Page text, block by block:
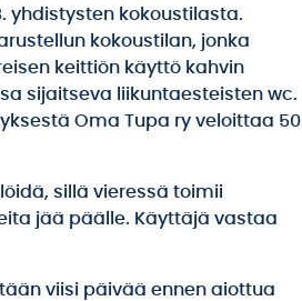
yhdistysten kokoustilasta.
kokoustilan, jonka
keittiön käyttö kahvin
sijaitseva liikuntaesteisten wc.
Oma Tupa ry veloittaa 50
sillä vieressä toimii
jää päälle. Käyttäjä vastaa
viisi päivää ennen aiottua